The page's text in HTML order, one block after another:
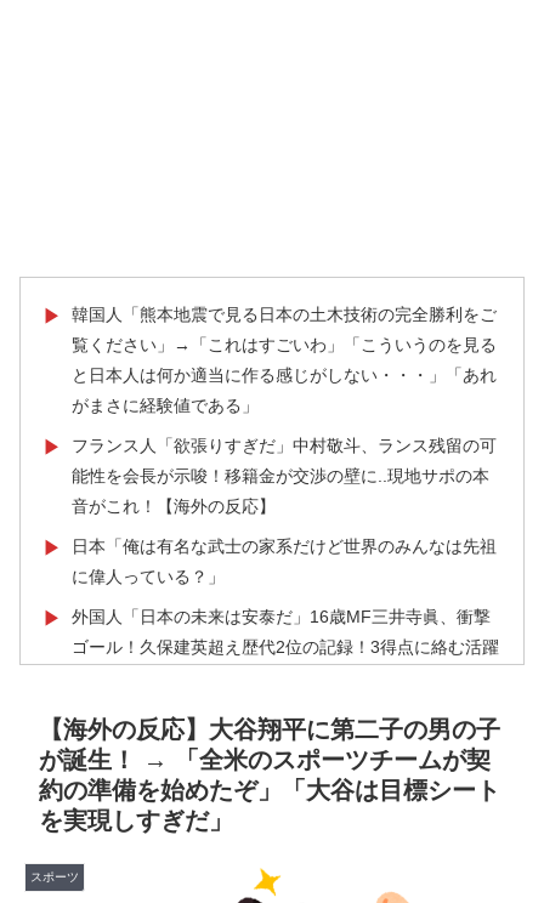
▶
韓国人「熊本地震で見る日本の土木技術の完全勝利をご
覧ください」→「これはすごいわ」「こういうのを見る
と日本人は何か適当に作る感じがしない・・・」「あれ
がまさに経験値である」
▶
フランス人「欲張りすぎだ」中村敬斗、ランス残留の可
能性を会長が示唆！移籍金が交渉の壁に..現地サポの本
音がこれ！【海外の反応】
▶
日本「俺は有名な武士の家系だけど世界のみんなは先祖
に偉人っている？」
▶
外国人「日本の未来は安泰だ」16歳MF三井寺眞、衝撃
ゴール！久保建英超え歴代2位の記録！3得点に絡む活躍
▶ 「1個9,983キロカロリー、成人が4〜5日かけて食べる
量」店名は『心臓発作グリル』、そこで本当に心臓発作
が起きた日
▶ 韓国人「日本メディアが大型台風13号が急カーブで韓国
▶ 【伝説の100得点、いまだ都市伝説扱い】海外「バムの
【海外の反応】大谷翔平に第二子の男の子
が誕生！ → 「全米のスポーツチームが契
約の準備を始めたぞ」「大谷は目標シート
を実現しすぎだ」
スポーツ